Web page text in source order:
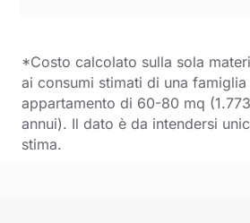
*Costo calcolato sulla sola
ai consumi stimati di una
appartamento di 60-80 mq
annui). Il dato è da intendersi
stima.